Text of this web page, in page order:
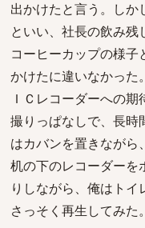
出かけたと言う。しか
といい、社長の飲み残
コーヒーカップの様子
かけたに違いなかった。
ＩＣレコーダーへの
撮りっぱなしで、長時
はカバンを置きながら、
机の下のレコーダーを
りしながら、俺はトイ
さっそく再生してみた。